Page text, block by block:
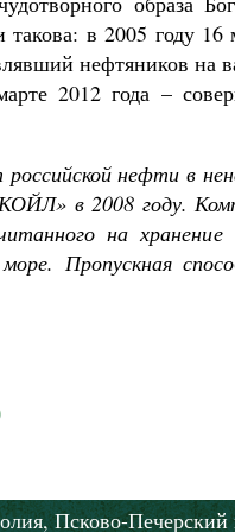
в 2005 году 16
нефтяников
2012 года –
нефти в
в 2008 году.
на
Пропускная
Псково-Печерский
найти своё место в жизни
Кирилл Мурышев